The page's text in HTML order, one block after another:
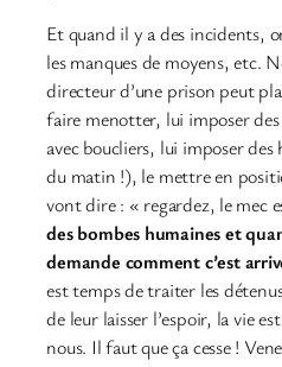
Et quand il y a des incidents,
les manques de moyens, etc.
directeur d’une prison peut
faire menotter, lui imposer des
avec boucliers, lui imposer
du matin !), le mettre en
vont dire : « regardez, le mec
des bombes humaines et
demande comment c’est
est temps de traiter les
de leur laisser l’espoir, la vie
nous. Il faut que ça cesse !